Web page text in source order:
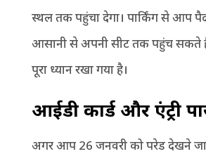
स्थल तक पहुंचा देगा। पार्किंग से आप
आसानी से अपनी सीट तक पहुंच सकते
पूरा ध्यान रखा गया है।
आईडी कार्ड और एंट्री
अगर आप 26 जनवरी को परेड देखने